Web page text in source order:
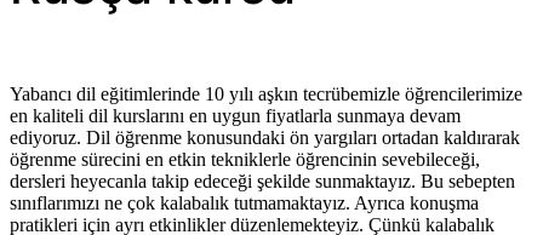
Yabancı dil eğitimlerinde 10 yılı aşkın tecrübemizle öğrencilerimize
en kaliteli dil kurslarını en uygun fiyatlarla sunmaya devam
ediyoruz. Dil öğrenme konusundaki ön yargıları ortadan kaldırarak
öğrenme sürecini en etkin tekniklerle öğrencinin sevebileceği,
dersleri heyecanla takip edeceği şekilde sunmaktayız. Bu sebepten
sınıflarımızı ne çok kalabalık tutmamaktayız. Ayrıca konuşma
pratikleri için ayrı etkinlikler düzenlemekteyiz. Çünkü kalabalık